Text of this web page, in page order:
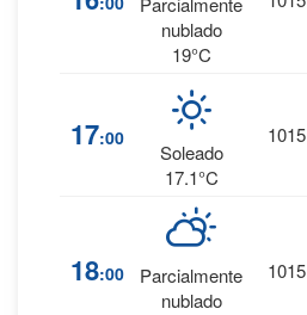
nublado
19°C
17:00
Soleado
17.1°C
1015
18:00
Parcialmente
nublado
1015